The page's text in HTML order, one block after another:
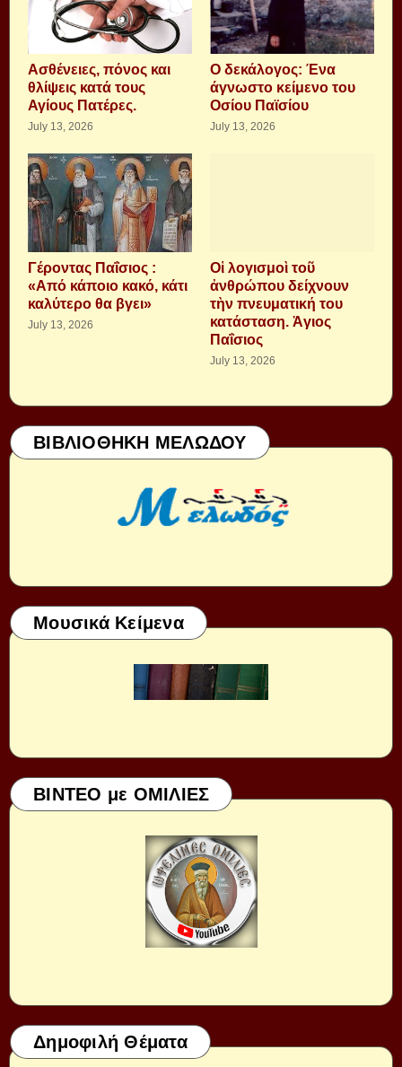
Aσθένειες, πόνος και
θλίψεις κατά τους
Αγίους Πατέρες.
July 13, 2026
Ο δεκάλογος: Ένα
άγνωστο κείμενο του
Οσίου Παϊσίου
July 13, 2026
Γέροντας Παΐσιος :
«Από κάποιο κακό, κάτι
καλύτερο θα βγει»
July 13, 2026
Οἱ λογισμοὶ τοῦ
ἀνθρώπου δείχνουν
τὴν πνευματική του
κατάσταση. Ἁγιος
Παΐσιος
July 13, 2026
ΒΙΒΛΙΟΘΗΚΗ ΜΕΛΩΔΟΥ
Μουσικά Κείμενα
ΒΙΝΤΕΟ με ΟΜΙΛΙΕΣ
Δημοφιλή Θέματα